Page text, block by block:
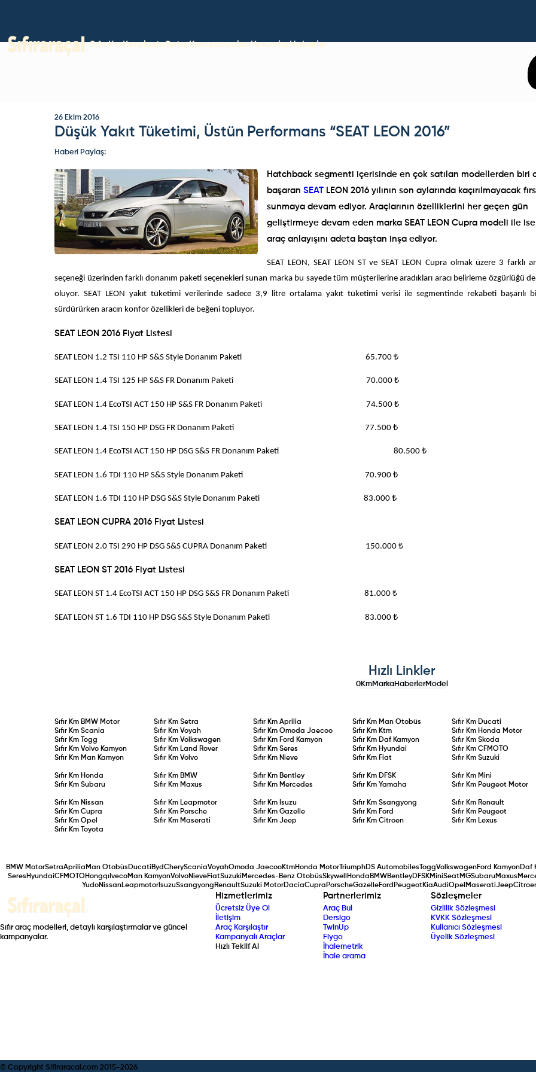
Sıfır KmKarşılaştırSatış KampanyalarıYorumlarHaberler
26 Ekim 2016
Düşük Yakıt Tüketimi, Üstün Performans “SEAT LEON 2016”
Haberi Paylaş:
Hatchback segmenti içerisinde en çok satılan modellerden biri
başaranSEAT
LEON 2016 yılının son aylarında kaçırılmayacak
sunmaya devam ediyor. Araçlarının özelliklerini her geçen gün
geliştirmeye devam eden marka SEAT LEON Cupra modeli ile
araç anlayışını adeta baştan inşa ediyor.
SEAT LEON, SEAT LEON ST ve SEAT LEON Cupra olmak üzere 3 farklı
seçeneği üzerinden farklı donanım paketi seçenekleri sunan marka bu sayede tüm müşterilerine aradıkları aracı belirleme özgürlüğü de
oluyor. SEAT LEON yakıt tüketimi verilerinde sadece 3,9 litre ortalama yakıt tüketimi verisi ile segmentinde rekabeti başarılı
sürdürürken aracın konfor özellikleri de beğeni topluyor.
SEAT LEON 2016 Fiyat Listesi
SEAT LEON 1.2 TSI 110 HP S&S Style Donanım Paketi 65.700 ₺
SEAT LEON 1.4 TSI 125 HP S&S FR Donanım Paketi 70.000 ₺
SEAT LEON 1.4 EcoTSI ACT 150 HP S&S FR Donanım Paketi 74.500 ₺
SEAT LEON 1.4 TSI 150 HP DSG FR Donanım Paketi 77.500 ₺
SEAT LEON 1.4 EcoTSI ACT 150 HP DSG S&S FR Donanım Paketi 80.500 ₺
SEAT LEON 1.6 TDI 110 HP S&S Style Donanım Paketi 70.900 ₺
SEAT LEON 1.6 TDI 110 HP DSG S&S Style Donanım Paketi 83.000 ₺
SEAT LEON CUPRA 2016 Fiyat Listesi
SEAT LEON 2.0 TSI 290 HP DSG S&S CUPRA Donanım Paketi 150.000 ₺
SEAT LEON ST 2016 Fiyat Listesi
SEAT LEON ST 1.4 EcoTSI ACT 150 HP DSG S&S FR Donanım Paketi 81.000 ₺
SEAT LEON ST 1.6 TDI 110 HP DSG S&S Style Donanım Paketi 83.000 ₺
Hızlı Linkler
0KmMarkaHaberlerModel
Sıfır Km BMW Motor Sıfır KmSetra Sıfır KmAprilia Sıfır Km Man Otobüs Sıfır Km Ducati
Sıfır KmScania Sıfır KmVoyah Sıfır KmOmoda Jaecoo Sıfır Km Ktm Sıfır Km Honda Motor
Sıfır Km
Togg Sıfır KmVolkswagen Sıfır Km Ford Kamyon Sıfır Km Daf Kamyon Sıfır Km Skoda
Sıfır KmVolvo Kamyon Sıfır Km Land Rover Sıfır KmSeres Sıfır Km Hyundai Sıfır Km CFMOTO
Sıfır Km Man Kamyon Sıfır KmVolvo Sıfır Km Nieve Sıfır Km Fiat Sıfır Km Suzuki
Sıfır Km Honda Sıfır Km BMW Sıfır Km Bentley Sıfır Km DFSK Sıfır Km Mini
Sıfır KmSubaru Sıfır Km Maxus Sıfır Km Mercedes Sıfır Km Yamaha Sıfır Km Peugeot Motor
Sıfır Km Nissan Sıfır Km Leapmotor Sıfır Km Isuzu Sıfır Km Ssangyong Sıfır Km Renault
Sıfır KmCupra Sıfır Km Porsche Sıfır KmGazelle Sıfır Km Ford Sıfır Km Peugeot
Sıfır KmOpel Sıfır Km Maserati Sıfır KmJeep Sıfır Km Citroen Sıfır Km Lexus
Sıfır Km
Toyota
BMW MotorSetraAprilia Man Otobüs Ducati BydCheryScaniaVoyahOmoda JaecooKtmHonda MotorTriumphDS Automobiles ToggVolkswagenFord KamyonDaf
Seres HyundaiCFMOTOHongqı IvecoMan KamyonVolvoNieveFiatSuzuki Mercedes-Benz OtobüsSkywell Honda BMWBentleyDFSKMiniSeatMGSubaruMaxus
YudoNissanLeapmotor IsuzuSsangyong RenaultSuzuki MotorDaciaCupra PorscheGazelleFord PeugeotKiaAudiOpel MaseratiJeep
Sıfır araç modelleri, detaylı karşılaştırmalar ve güncel
kampanyalar.
Hizmetlerimiz
Ücretsiz Üye Ol
İletişim
Araç Karşılaştır
Kampanyalı Araçlar
Hızlı Teklif Al
Partnerlerimiz
Araç Bul
Dersigo
TwinUp
Fiygo
İhalemetrik
İhale arama
Sözleşmeler
Gizlilik Sözleşmesi
KVKK Sözleşmesi
Kullanıcı Sözleşmesi
Üyelik Sözleşmesi
© Copyright Sifiraracal.com 2015-2026